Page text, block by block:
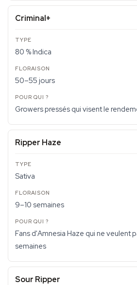
Criminal+
80 % Indica
50–55 jours
Growers pressés qui visent le
Ripper Haze
Sativa
9–10 semaines
Fans d'Amnesia Haze qui ne veulent
semaines
Sour Ripper